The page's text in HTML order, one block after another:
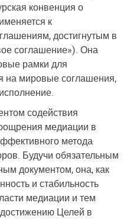
конвенция о
к
достигнутым в
соглашение»). Она
рамки для
на мировые соглашения,
содействия
медиации в
метода
Будучи обязательным
документом, она, как
и стабильность
медиации и тем
Целей в